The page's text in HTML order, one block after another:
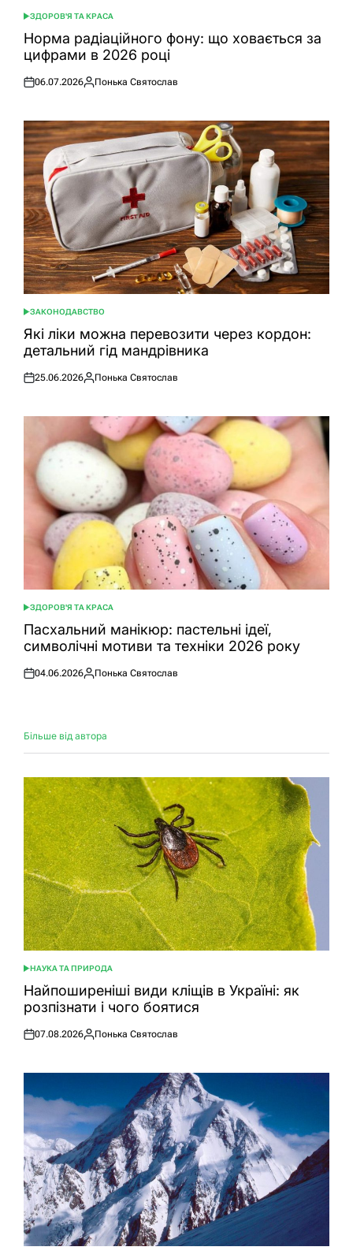
ОПУБЛІКУВАТИ
У
ЗДОРОВ'Я ТА КРАСА
Норма радіаційного фону: що ховається за
цифрами в 2026 році
Оприлюднено
06.07.2026
Опубліковано
Понька Святослав
ОПУБЛІКУВАТИ
У
ЗАКОНОДАВСТВО
Які ліки можна перевозити через кордон:
детальний гід мандрівника
Оприлюднено
25.06.2026
Опубліковано
Понька Святослав
ОПУБЛІКУВАТИ
У
ЗДОРОВ'Я ТА КРАСА
Пасхальний манікюр: пастельні ідеї,
символічні мотиви та техніки 2026 року
Оприлюднено
04.06.2026
Опубліковано
Понька Святослав
Більше від автора
ОПУБЛІКУВАТИ
У
НАУКА ТА ПРИРОДА
Найпоширеніші види кліщів в Україні: як
розпізнати і чого боятися
Оприлюднено
07.08.2026
Опубліковано
Понька Святослав